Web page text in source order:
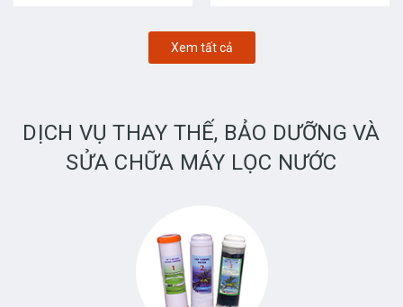
Xem tất cả
DỊCH VỤ THAY THẾ, BẢO DƯỠNG VÀ
SỬA CHỮA MÁY LỌC NƯỚC